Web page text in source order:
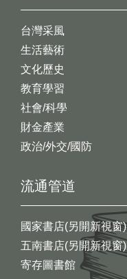
台灣采風
生活藝術
文化歷史
教育學習
社會/科學
財金產業
政治/外交/國防
流通管道
國家書店(另開新視窗)
五南書店(另開新視窗)
寄存圖書館